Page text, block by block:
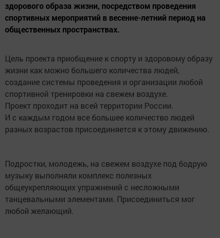
здорового образа жизни, посредством проведения
спортивных мероприятий в весенне-летний период на
общественных пространствах.
Цель проекта приобщение к спорту и здоровому образу
жизни как можно большего количества людей,
создание системы проведения и организации любой
спортивной тренировки на свежем воздухе.
Проект проходит на всей территории России.
И с каждым годом все большее количество людей
разных возрастов присоединяется к этому движению.
Подростки, молодежь, на свежем воздухе под бодрую
музыку выполняли комплекс полезных
общеукрепляющих упражнений с несложными
танцевальными элементами. Присоединиться мог
любой желающий.